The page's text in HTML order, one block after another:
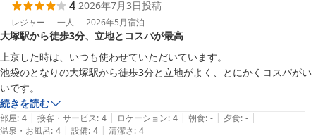
お部屋はコンパクトな造りではございますが、必要なものをシンプ
ルにまとめた環境を評価していただき、励みになっております。
また、トイレの設備につきましては、建物やお部屋タイプによりウ
ォシュレットの有無が異なります。
本館セミダブルルームと禁煙シングルルームSタイプには設置がご
ざいますが、その他のお部屋では設備の都合上ご用意がございませ
ん。
いただいたご意見は今後の改善の参考として大切にさせていただき
4 2026年7月3日投稿
レジャー 一人 2026年5月宿泊
大塚駅から徒歩3分、立地とコスパが最高
上京した時は、いつも使わせていただいています。
池袋のとなりの大塚駅から徒歩3分と立地がよく、とにかくコスパがい
いです。
続きを読む
部屋: 4 | 接客・サービス: 4 | ロケーション: 4 | 朝食: - | 夕食: - |
温泉・お風呂: 4 | 設備: 4 | 清潔さ: 4